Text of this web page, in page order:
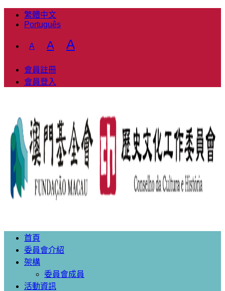
繁體中文
Português
A
Decrease
fontA Reset
size.
AIncrease
會員註冊
會員登入
首頁
委員會介紹
架構
委員會成員
活動資訊